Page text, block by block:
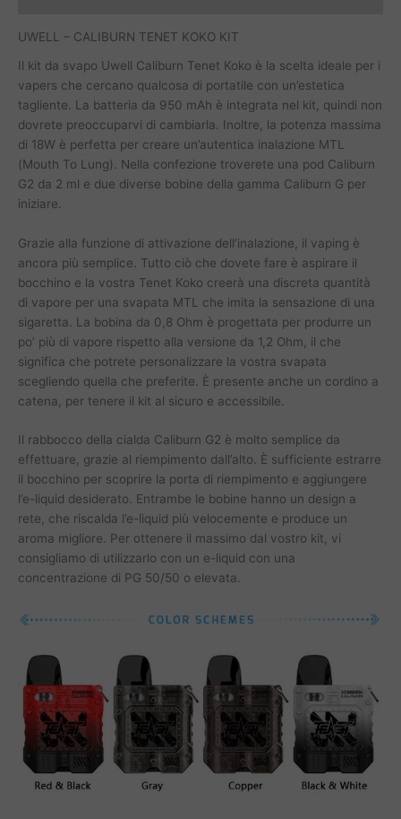
UWELL – CALIBURN TENET KOKO KIT
Il kit da svapo Uwell Caliburn Tenet Koko è la scelta ideale per i
vapers che cercano qualcosa di portatile con un’estetica
tagliente. La batteria da 950 mAh è integrata nel kit, quindi non
dovrete preoccuparvi di cambiarla. Inoltre, la potenza massima
di 18W è perfetta per creare un’autentica inalazione MTL
(Mouth To Lung). Nella confezione troverete una pod Caliburn
G2 da 2 ml e due diverse bobine della gamma Caliburn G per
iniziare.
Grazie alla funzione di attivazione dell’inalazione, il vaping è
ancora più semplice. Tutto ciò che dovete fare è aspirare il
bocchino e la vostra Tenet Koko creerà una discreta quantità
di vapore per una svapata MTL che imita la sensazione di una
sigaretta. La bobina da 0,8 Ohm è progettata per produrre un
po’ più di vapore rispetto alla versione da 1,2 Ohm, il che
significa che potrete personalizzare la vostra svapata
scegliendo quella che preferite. È presente anche un cordino a
catena, per tenere il kit al sicuro e accessibile.
Il rabbocco della cialda Caliburn G2 è molto semplice da
effettuare, grazie al riempimento dall’alto. È sufficiente estrarre
il bocchino per scoprire la porta di riempimento e aggiungere
l’e-liquid desiderato. Entrambe le bobine hanno un design a
rete, che riscalda l’e-liquid più velocemente e produce un
aroma migliore. Per ottenere il massimo dal vostro kit, vi
consigliamo di utilizzarlo con un e-liquid con una
concentrazione di PG 50/50 o elevata.